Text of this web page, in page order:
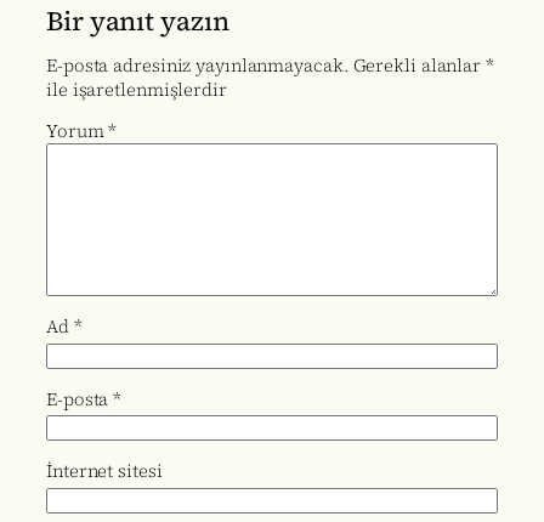
Bir yanıt yazın
E-posta adresiniz yayınlanmayacak. Gerekli alanlar *
ile işaretlenmişlerdir
Yorum*
Ad *
E-posta*
İnternet sitesi